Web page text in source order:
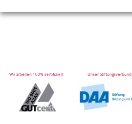
Wir arbeiten 100% zertifiziert Unser Stiftungsverbund